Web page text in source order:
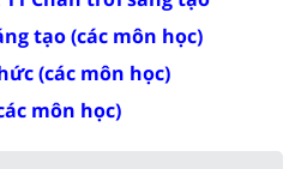
tạo (các môn học)
(các môn học)
môn học)